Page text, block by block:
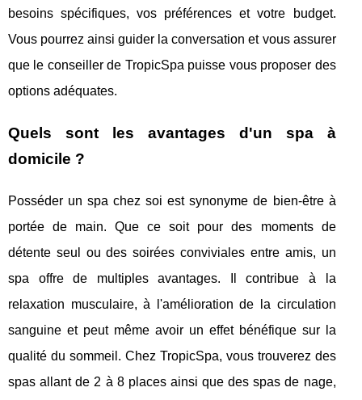
besoins spécifiques, vos préférences et votre budget.
Vous pourrez ainsi guider la conversation et vous assurer
que le conseiller de TropicSpa puisse vous proposer des
options adéquates.
Quels sont les avantages d'un spa à
domicile ?
Posséder un spa chez soi est synonyme de bien-être à
portée de main. Que ce soit pour des moments de
détente seul ou des soirées conviviales entre amis, un
spa offre de multiples avantages. Il contribue à la
relaxation musculaire, à l'amélioration de la circulation
sanguine et peut même avoir un effet bénéfique sur la
qualité du sommeil. Chez TropicSpa, vous trouverez des
spas allant de 2 à 8 places ainsi que des spas de nage,